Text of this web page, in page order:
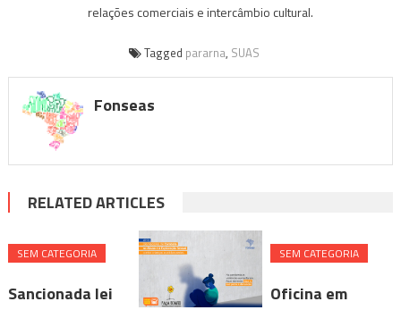
relações comerciais e intercâmbio cultural.
Tagged pararna, SUAS
Fonseas
RELATED ARTICLES
SEM CATEGORIA
Sancionada lei
SEM CATEGORIA
Oficina em